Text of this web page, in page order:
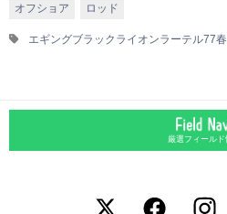
オフショア ロッド
エギングブラックライオンラーテル77
厳選フィールド